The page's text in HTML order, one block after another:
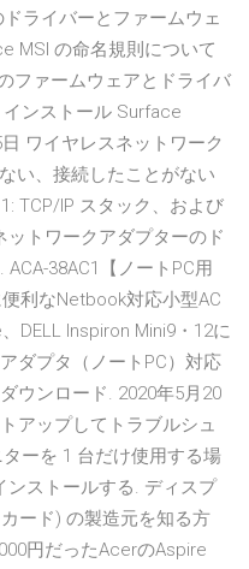
ライバーとファームウェ
MSI の命名規則について
ファームウェアとドライバ
ンストール Surface
ワイヤレスネットワーク
い、接続したことがない
TCP/IP スタック、および
ットワークアダプターのド
38AC1【ノートPC用
利なNetbook対応小型AC
DELL Inspiron Mini9・12に
ダプタ（ノートPC）対応
ウンロード. 2020年5月20
アップしてトラブルシュ
ーを 1 台だけ使用する場
ンストールする. ディスプ
ード) の製造元を知る方
円だったAcerのAspire